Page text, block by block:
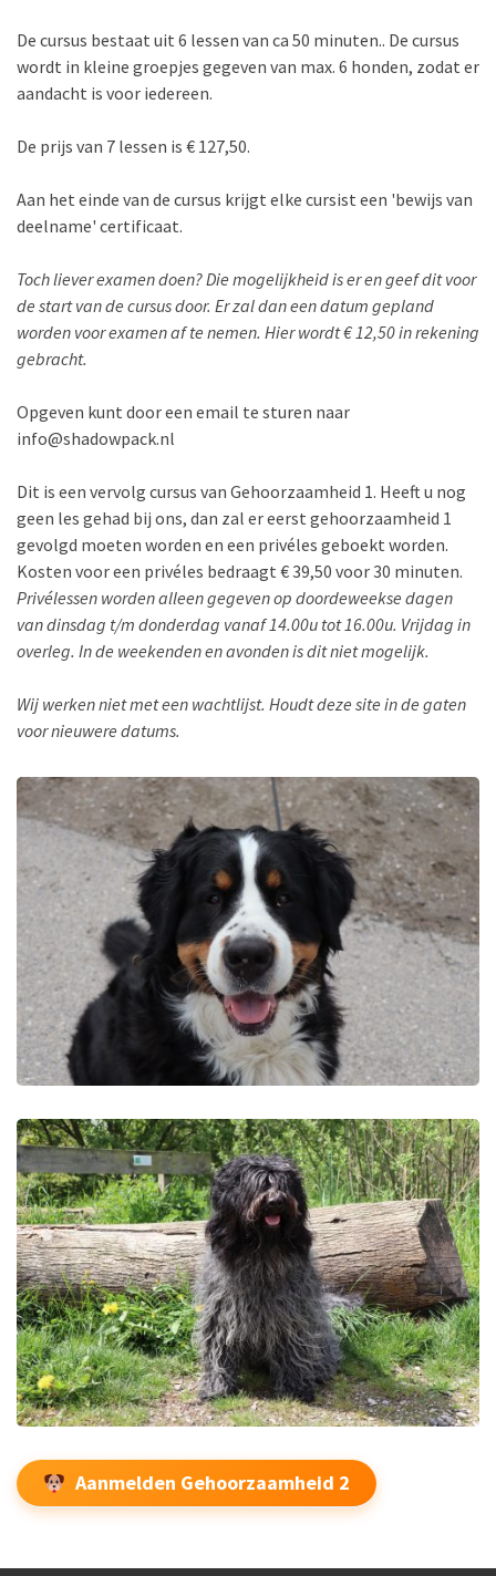
De cursus bestaat uit 6 lessen van ca 50 minuten.. De cursus
wordt in kleine groepjes gegeven van max. 6 honden, zodat er
aandacht is voor iedereen.
De prijs van 7 lessen is € 127,50.
Aan het einde van de cursus krijgt elke cursist een 'bewijs van
deelname' certificaat.
Toch liever examen doen? Die mogelijkheid is er en geef dit voor
de start van de cursus door. Er zal dan een datum gepland
worden voor examen af te nemen. Hier wordt € 12,50 in rekening
gebracht.
Opgeven kunt door een email te sturen naar
info@shadowpack.nl
Dit is een vervolg cursus van Gehoorzaamheid 1. Heeft u nog
geen les gehad bij ons, dan zal er eerst gehoorzaamheid 1
gevolgd moeten worden en een privéles geboekt worden.
Kosten voor een privéles bedraagt € 39,50 voor 30 minuten.
Privélessen worden alleen gegeven op doordeweekse dagen
van dinsdag t/m donderdag vanaf 14.00u tot 16.00u. Vrijdag in
overleg. In de weekenden en avonden is dit niet mogelijk.
Wij werken niet met een wachtlijst. Houdt deze site in de gaten
voor nieuwere datums.
Aanmelden Gehoorzaamheid 2